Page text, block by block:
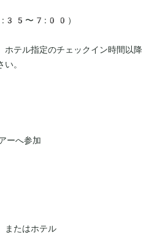
5:35〜7:00）
ホテル指定のチェックイン時間以降
。
ーへ参加
またはホテル